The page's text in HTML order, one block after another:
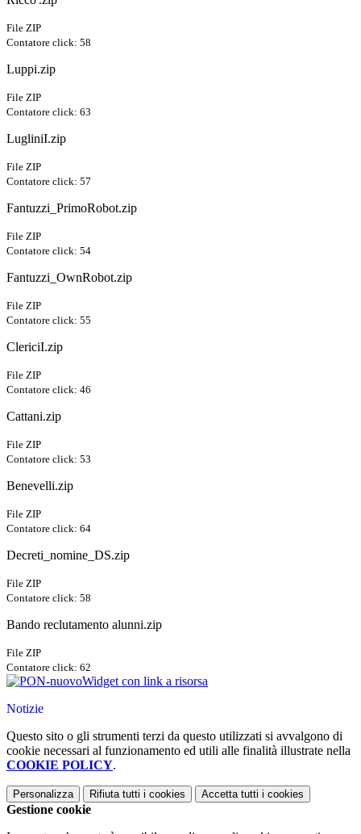
File ZIP
Contatore click: 58
Luppi.zip
File ZIP
Contatore click: 63
LugliniI.zip
File ZIP
Contatore click: 57
Fantuzzi_PrimoRobot.zip
File ZIP
Contatore click: 54
Fantuzzi_OwnRobot.zip
File ZIP
Contatore click: 55
ClericiI.zip
File ZIP
Contatore click: 46
Cattani.zip
File ZIP
Contatore click: 53
Benevelli.zip
File ZIP
Contatore click: 64
Decreti_nomine_DS.zip
File ZIP
Contatore click: 58
Bando reclutamento alunni.zip
File ZIP
Contatore click: 62
Widget con link a risorsa
Notizie
Questo sito o gli strumenti terzi da questo utilizzati si avvalgono di
cookie necessari al funzionamento ed utili alle finalità illustrate nella
COOKIE POLICY.
Personalizza Rifiuta tutti i cookies Accetta tutti i cookies
Gestione cookie